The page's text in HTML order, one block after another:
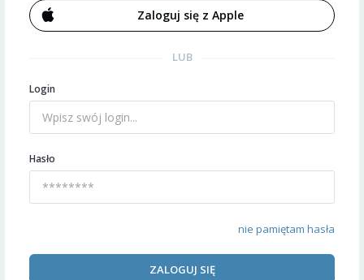
Zaloguj się z Apple
LUB
Login
Hasło
nie pamiętam hasła
ZALOGUJ SIĘ